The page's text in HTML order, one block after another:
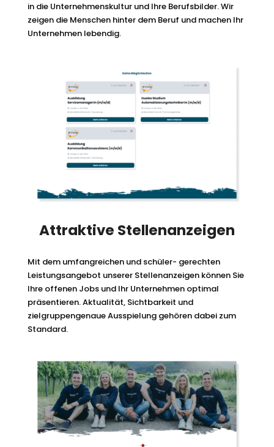
in die Unternehmenskultur und Ihre Berufsbilder. Wir
zeigen die Menschen hinter dem Beruf und machen Ihr
Unternehmen lebendig.
Attraktive Stellenanzeigen
Mit dem umfangreichen und schüler- gerechten
Leistungsangebot unserer Stellenanzeigen können Sie
Ihre offenen Jobs und Ihr Unternehmen optimal
präsentieren. Aktualität, Sichtbarkeit und
zielgruppengenaue Ausspielung gehören dabei zum
Standard.